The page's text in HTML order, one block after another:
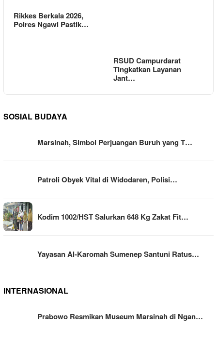
Rikkes Berkala 2026,
Polres Ngawi Pastik…
RSUD Campurdarat
Tingkatkan Layanan
Jant…
SOSIAL BUDAYA
Marsinah, Simbol Perjuangan Buruh yang T…
Patroli Obyek Vital di Widodaren, Polisi…
Kodim 1002/HST Salurkan 648 Kg Zakat Fit…
Yayasan Al-Karomah Sumenep Santuni Ratus…
INTERNASIONAL
Prabowo Resmikan Museum Marsinah di Ngan…